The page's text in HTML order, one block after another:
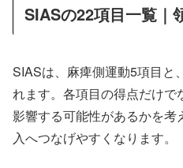
SIASの22項目一覧｜
SIASは、麻痺側運動5項目と
れます。各項目の得点だけ
影響する可能性があるかを
入へつなげやすくなります。